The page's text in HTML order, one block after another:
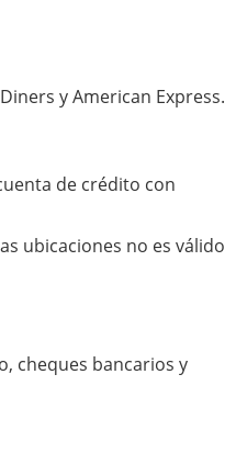
y American Express.
de crédito con
ubicaciones no es válido
cheques bancarios y